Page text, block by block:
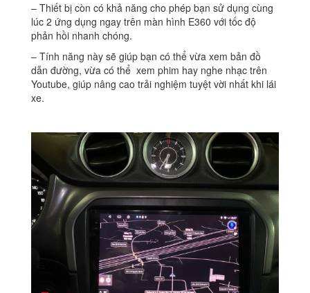
– Thiết bị còn có khả năng cho phép bạn sử dụng cùng
lúc 2 ứng dụng ngay trên màn hình E360 với tốc độ
phản hồi nhanh chóng.
– Tính năng này sẽ giúp bạn có thể vừa xem bản đồ
dẫn đường, vừa có thể xem phim hay nghe nhạc trên
Youtube, giúp nâng cao trải nghiệm tuyệt vời nhất khi lái
xe.